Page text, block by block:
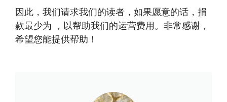
因此，我们请求我们的读者，如果愿意的话，捐
款最少为 ，以帮助我们的运营费用。非常感谢，
希望您能提供帮助！